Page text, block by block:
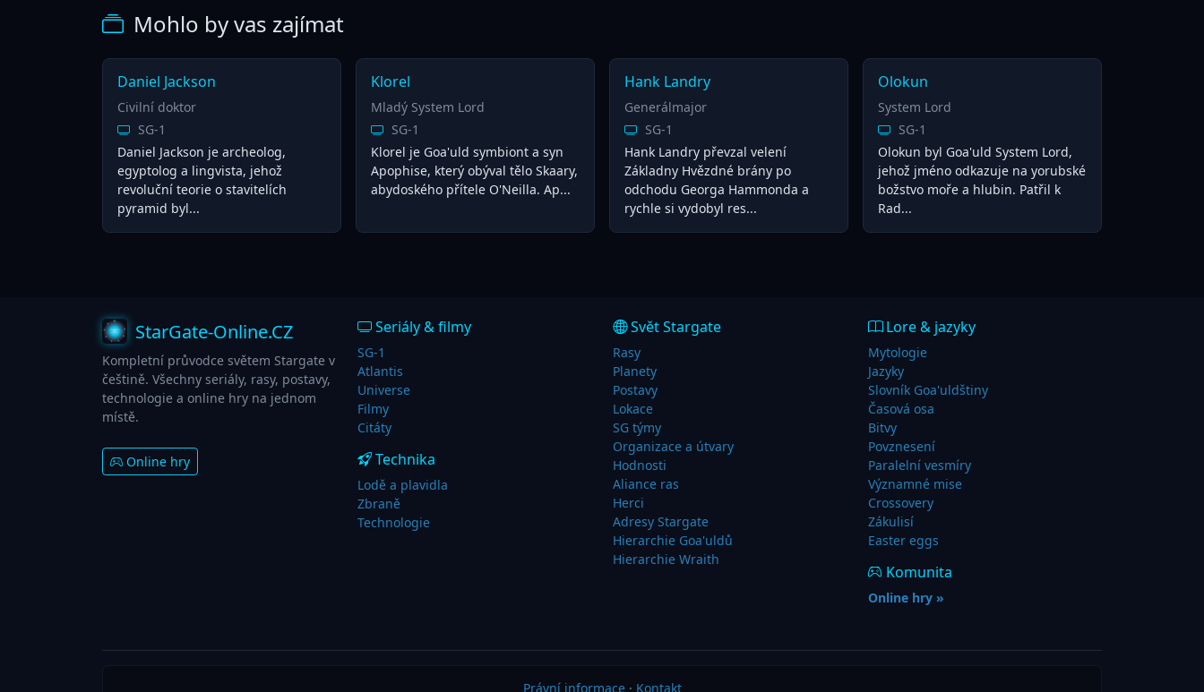
Mohlo by vas zajímat
Daniel Jackson
Civilní doktor
SG-1
Daniel Jackson je archeolog,
egyptolog a lingvista, jehož
revoluční teorie o stavitelích
pyramid byl...
Klorel
Mladý System Lord
SG-1
Klorel je Goa'uld symbiont a syn
Apophise, který obýval tělo Skaary,
abydoského přítele O'Neilla. Ap...
Hank Landry
Generálmajor
SG-1
Hank Landry převzal velení
Základny Hvězdné brány po
odchodu Georga Hammonda a
rychle si vydobyl res...
Olokun
System Lord
SG-1
Olokun byl Goa'uld System Lord,
jehož jméno odkazuje na yorubské
božstvo moře a hlubin. Patřil k
Rad...
StarGate-Online.CZ
Kompletní průvodce světem Stargate v
češtině. Všechny seriály, rasy, postavy,
technologie a online hry na jednom
místě.
Online hry
Seriály & filmy
SG-1
Atlantis
Universe
Filmy
Citáty
Technika
Lodě a plavidla
Zbraně
Technologie
Svět Stargate
Rasy
Planety
Postavy
Lokace
SG týmy
Organizace a útvary
Hodnosti
Aliance ras
Herci
Adresy Stargate
Hierarchie Goa'uldů
Hierarchie Wraith
Lore & jazyky
Mytologie
Jazyky
Slovník Goa'uldštiny
Časová osa
Bitvy
Povznesení
Paralelní vesmíry
Významné mise
Crossovery
Zákulisí
Easter eggs
Komunita
Online hry »
Právní informace· Kontakt